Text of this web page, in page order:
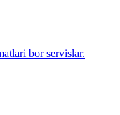
bor servislar.